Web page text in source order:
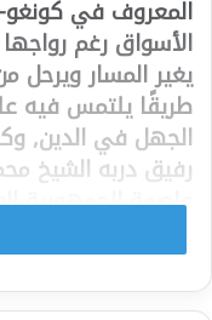
المعروف في
الأسواق رغم
يغير المسار ويرحل
طريقًا يلتمس فيه
الجهل في الدين,
رفيق دربه الشيخ
بمعهد الشيخ بدر
المعروف- وتخرجا
خلال هذه الفترة